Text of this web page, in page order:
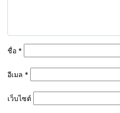
ชื่อ *
อีเมล *
เว็บไซต์